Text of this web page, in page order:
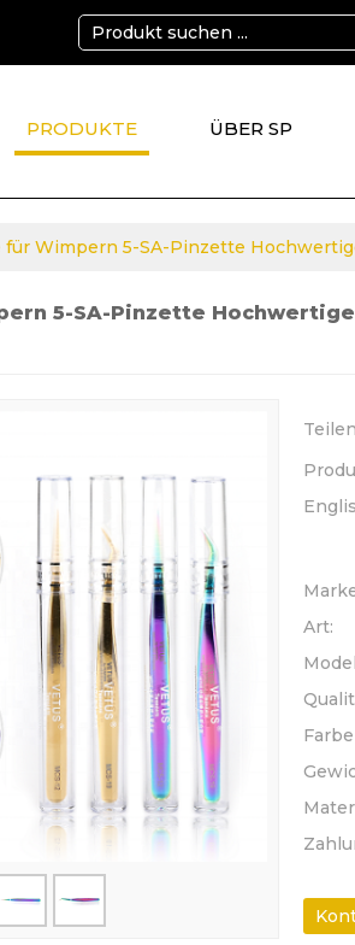
PRODUKTE ÜBER SP
für Wimpern 5-SA-Pinzette
5-SA-Pinzette
Teilen
Art:
Farbe